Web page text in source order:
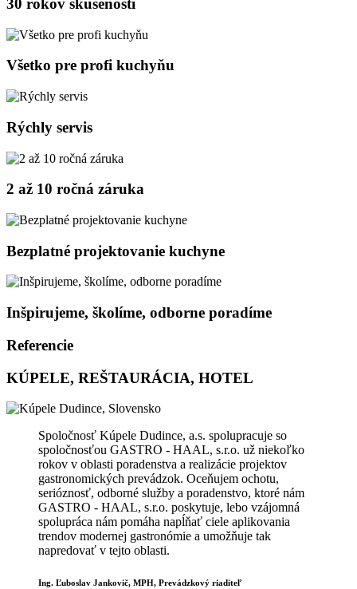
30 rokov skúseností
Všetko pre profi kuchyňu
Rýchly servis
2 až 10 ročná záruka
Bezplatné projektovanie kuchyne
Inšpirujeme, školíme, odborne poradíme
Referencie
KÚPELE, REŠTAURÁCIA, HOTEL
Spoločnosť Kúpele Dudince, a.s. spolupracuje so
spoločnosťou GASTRO - HAAL, s.r.o. už niekoľko
rokov v oblasti poradenstva a realizácie projektov
gastronomických prevádzok. Oceňujem ochotu,
serióznosť, odborné služby a poradenstvo, ktoré nám
GASTRO - HAAL, s.r.o. poskytuje, lebo vzájomná
spolupráca nám pomáha napĺňať ciele aplikovania
trendov modernej gastronómie a umožňuje tak
napredovať v tejto oblasti.
Ing. Ľuboslav Jankovič, MPH, Prevádzkový riaditeľ